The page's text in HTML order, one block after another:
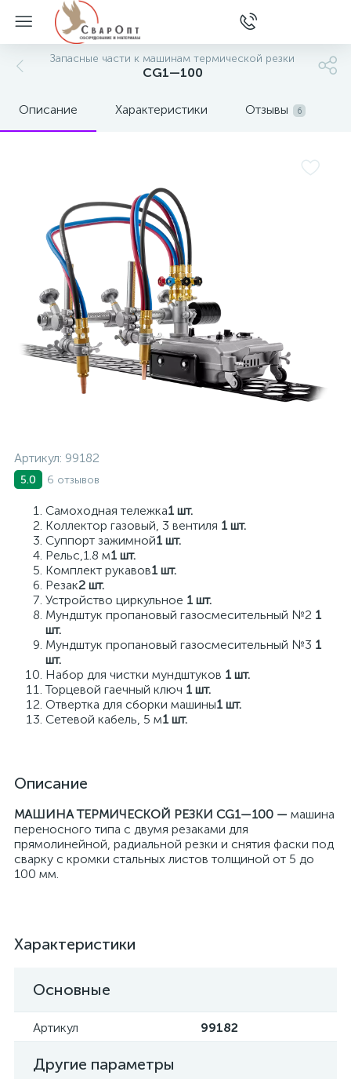
Запасные части к машинам термической резки
CG1—100
Описание Характеристики Отзывы 6
Артикул: 99182
5.0 6 отзывов
Самоходная тележка1 шт.
Коллектор газовый, 3 вентиля 1 шт.
Суппорт зажимной1 шт.
Рельс,1.8 м1 шт.
Комплект рукавов1 шт.
Резак2 шт.
Устройство циркульное 1 шт.
Мундштук пропановый газосмесительный №2 1
шт.
Мундштук пропановый газосмесительный №3 1
шт.
Набор для чистки мундштуков 1 шт.
Торцевой гаечный ключ 1 шт.
Отвертка для сборки машины1 шт.
Сетевой кабель, 5 м1 шт.
Описание
МАШИНА ТЕРМИЧЕСКОЙ РЕЗКИ CG1—100 — машина
переносного типа с двумя резаками для
прямолинейной, радиальной резки и снятия фаски под
сварку с кромки стальных листов толщиной от 5 до
100 мм.
Характеристики
Основные
Артикул 99182
Другие параметры